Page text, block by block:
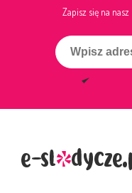
Zapisz się na